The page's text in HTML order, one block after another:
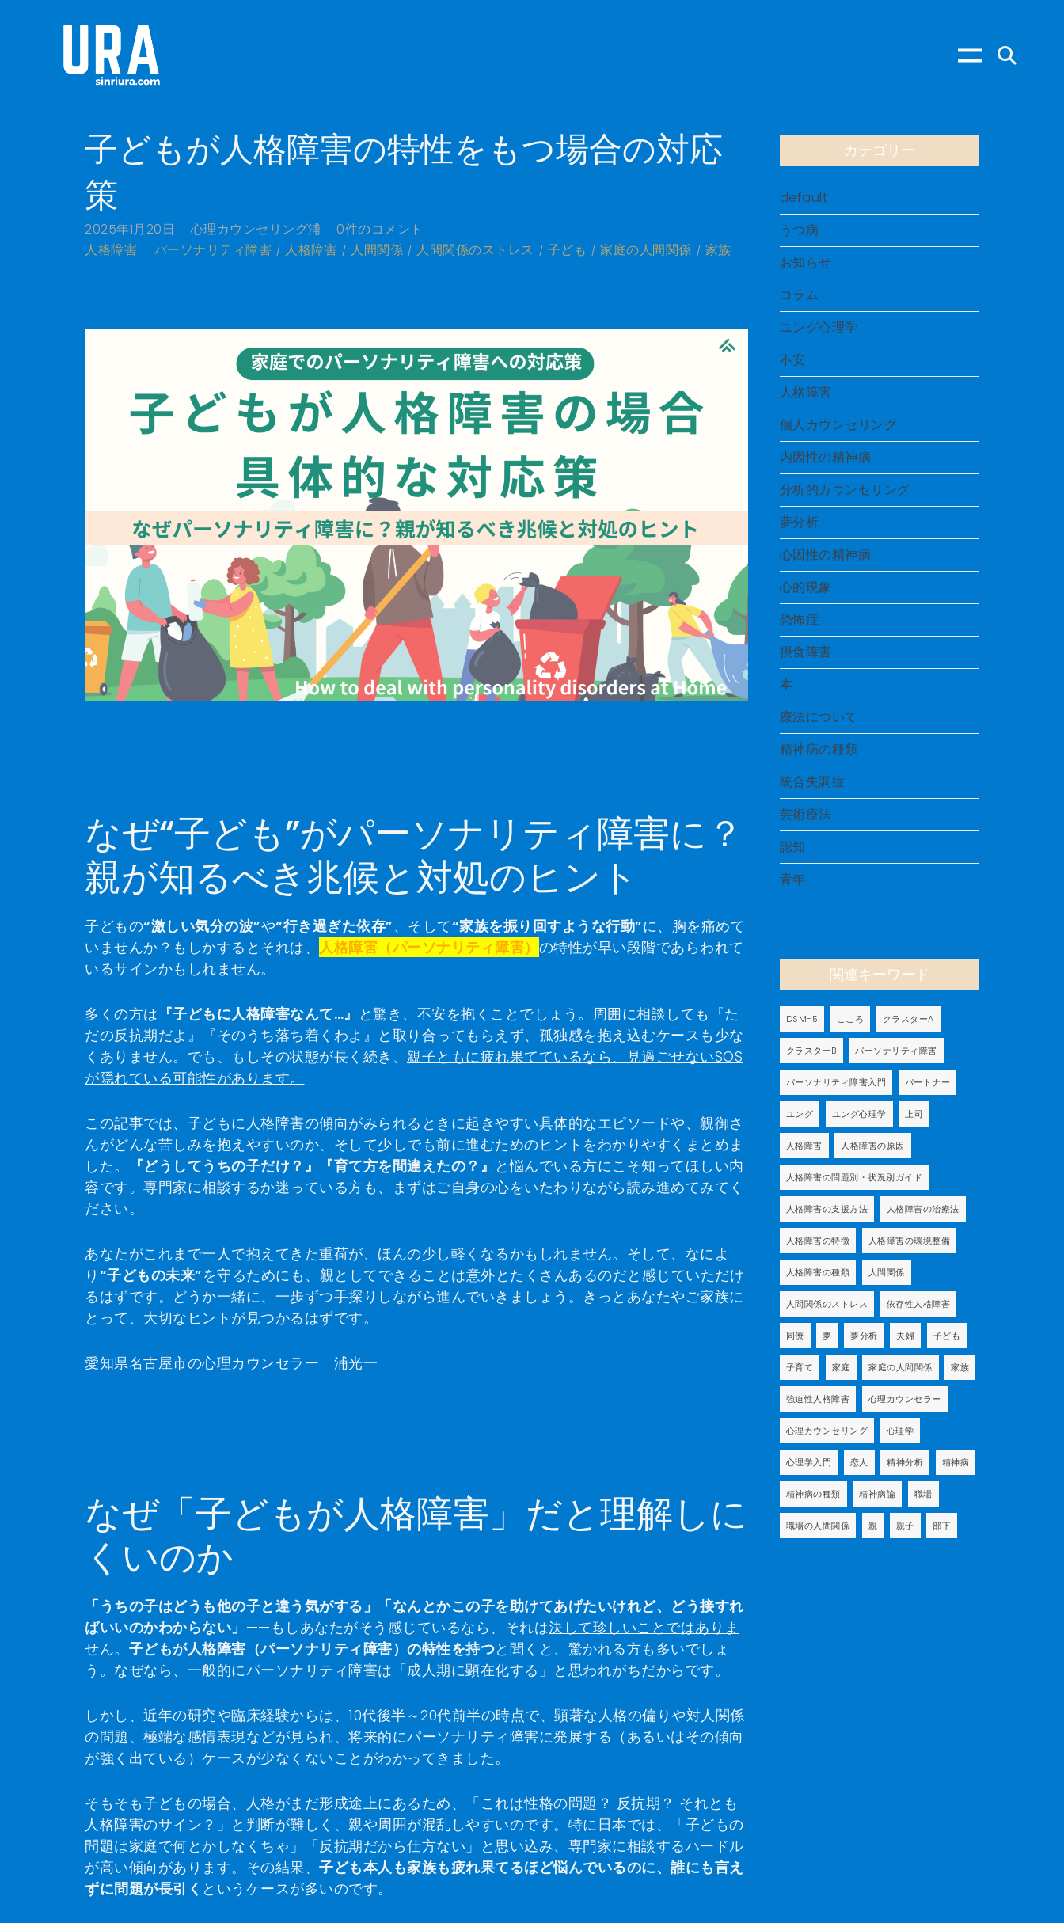
子どもが人格障害の特性をもつ場合の対応
策
2025年1月20日 心理カウンセリング浦
0件のコメント
人格障害
パーソナリティ障害 人格障害 人間関係 人間関係のストレス 子ども 家庭の人間関係 家族
なぜ“子ども”がパーソナリティ障害に？
親が知るべき兆候と対処のヒント
子どもの“激しい気分の波”や“行き過ぎた依存”、そして“家族を振り回すような行動”に、胸を痛めて
いませんか？もしかするとそれは、 人格障害（パーソナリティ障害） の特性が早い段階であらわれて
いるサインかもしれません。
多くの方は 『子どもに人格障害なんて…』 と驚き、不安を抱くことでしょう。周囲に相談しても『た
だの反抗期だよ』『そのうち落ち着くわよ』と取り合ってもらえず、孤独感を抱え込むケースも少な
くありません。でも、もしその状態が長く続き、 親子ともに疲れ果てているなら、見過ごせないSOS
が隠れている可能性があります。
この記事では、子どもに人格障害の傾向がみられるときに起きやすい具体的なエピソードや、親御さ
んがどんな苦しみを抱えやすいのか、そして少しでも前に進むためのヒントをわかりやすくまとめま
した。
『どうしてうちの子だけ？』『育て方を間違えたの？』 と悩んでいる方にこそ知ってほしい内
容です。専門家に相談するか迷っている方も、まずはご自身の心をいたわりながら読み進めてみてく
ださい。
あなたがこれまで一人で抱えてきた重荷が、ほんの少し軽くなるかもしれません。そして、なによ
り “子どもの未来”を守るためにも、親としてできることは意外とたくさんあるのだと感じていただけ
るはずです。どうか一緒に、一歩ずつ手探りしながら進んでいきましょう。きっとあなたやご家族に
とって、大切なヒントが見つかるはずです。
愛知県名古屋市の心理カウンセラー 浦光一
なぜ「子どもが人格障害」だと理解しに
くいのか
「うちの子はどうも他の子と違う気がする」「なんとかこの子を助けてあげたいけれど、どう接すれ
ばいいのかわからない」 ——もしあなたがそう感じているなら、それは決して珍しいことではありま
せん。 子どもが人格障害（パーソナリティ障害）の特性を持つと聞くと、驚かれる方も多いでしょ
う。なぜなら、一般的にパーソナリティ障害は「成人期に顕在化する」と思われがちだからです。
しかし、近年の研究や臨床経験からは、10代後半～20代前半の時点で、顕著な人格の偏りや対人関係
の問題、極端な感情表現などが見られ、将来的にパーソナリティ障害に発展する（あるいはその傾向
が強く出ている）ケースが少なくないことがわかってきました。
そもそも子どもの場合、人格がまだ形成途上にあるため、「これは性格の問題？ 反抗期？ それとも
人格障害のサイン？」と判断が難しく、親や周囲が混乱しやすいのです。特に日本では、「子どもの
問題は家庭で何とかしなくちゃ」「反抗期だから仕方ない」と思い込み、専門家に相談するハードル
が高い傾向があります。その結果、 子ども本人も家族も疲れ果てるほど悩んでいるのに、誰にも言え
ずに問題が長引く というケースが多いのです。
カテゴリー
default
うつ病
お知らせ
コラム
ユング心理学
不安
人格障害
個人カウンセリング
内因性の精神病
分析的カウンセリング
夢分析
心因性の精神病
心的現象
恐怖症
摂食障害
本
療法について
精神病の種類
統合失調症
芸術療法
認知
青年
関連キーワード
DSM-5 こころ クラスターA
クラスターB パーソナリティ障害
パーソナリティ障害入門 パートナー
ユング ユング心理学 上司
人格障害 人格障害の原因
人格障害の問題別・状況別ガイド
人格障害の支援方法 人格障害の治療法
人格障害の特徴 人格障害の環境整備
人格障害の種類 人間関係
人間関係のストレス 依存性人格障害
同僚 夢 夢分析 夫婦 子ども
子育て 家庭 家庭の人間関係 家族
強迫性人格障害 心理カウンセラー
心理カウンセリング 心理学
心理学入門 恋人 精神分析 精神病
精神病の種類 精神病論 職場
職場の人間関係 親 親子 部下